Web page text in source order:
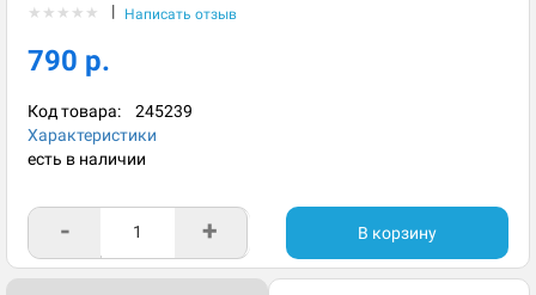
★ ★ ★ ★ ★ | Написать отзыв
790 р.
Код товара: 245239
Характеристики
есть в наличии
- + В корзину